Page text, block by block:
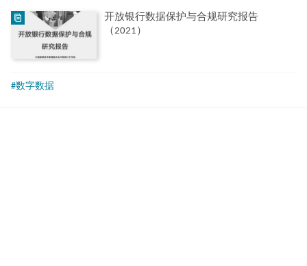
开放银行数据保护与合规研究报告
（2021）
#数字数据